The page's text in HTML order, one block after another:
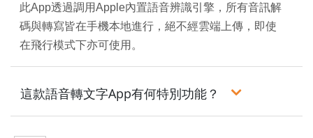
此App透過調用Apple內置語音辨識引擎，所有音訊解
碼與轉寫皆在手機本地進行，絕不經雲端上傳，即使
在飛行模式下亦可使用。
這款語音轉文字App有何特別功能？